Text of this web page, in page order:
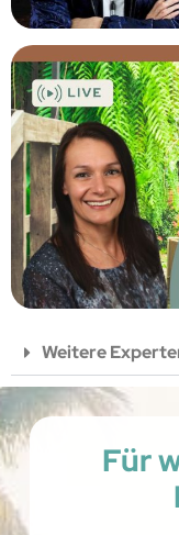
Weitere
Für